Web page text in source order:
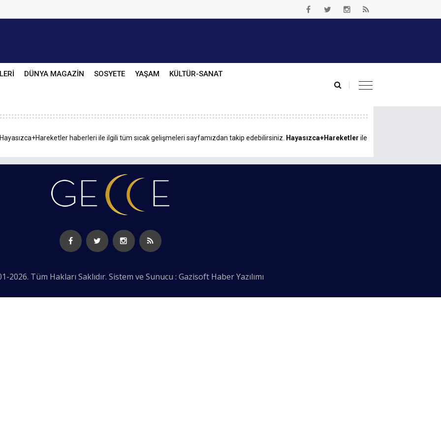
DÜNYA MAGAZİN SOSYETE YAŞAM KÜLTÜR-SANAT
haberleri ile ilgili tüm sıcak gelişmeleri sayfamızdan takip edebilirsiniz. Hayasızca+Hareketler ile
2026. Tüm Hakları Saklıdır. Sistem ve Sunucu : Gazisoft Haber Yazılımı